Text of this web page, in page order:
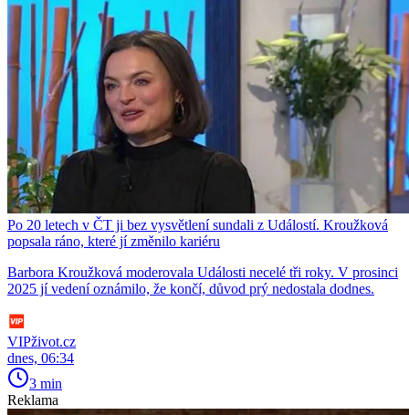
Po 20 letech v ČT ji bez vysvětlení sundali z Událostí. Kroužková
popsala ráno, které jí změnilo kariéru
Barbora Kroužková moderovala Události necelé tři roky. V prosinci
2025 jí vedení oznámilo, že končí, důvod prý nedostala dodnes.
VIPživot.cz
dnes, 06:34
3 min
Reklama